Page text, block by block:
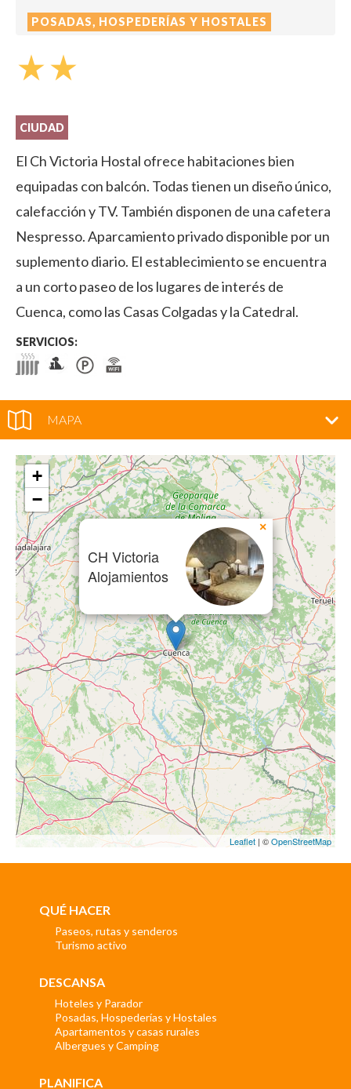
POSADAS, HOSPEDERÍAS Y HOSTALES
star_ratestar_rate
CIUDAD
El Ch Victoria Hostal ofrece habitaciones bien
equipadas con balcón. Todas tienen un diseño único,
calefacción y TV. También disponen de una cafetera
Nespresso. Aparcamiento privado disponible por un
suplemento diario. El establecimiento se encuentra
a un corto paseo de los lugares de interés de
Cuenca, como las Casas Colgadas y la Catedral.
SERVICIOS:
MAPA
CH Victoria
Alojamientos
×
+
−
Leaflet | ©OpenStreetMap
QUÉ HACER
Paseos, rutas y senderos
Turismo activo
DESCANSA
Hoteles y Parador
Posadas, Hospederías y Hostales
Apartamentos y casas rurales
Albergues y Camping
PLANIFICA